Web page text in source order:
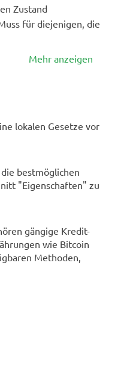
Zustand
für diejenigen, die
Mehr anzeigen
lokalen Gesetze vor
bestmöglichen
"Eigenschaften" zu
gängige Kredit-
wie Bitcoin
Methoden,